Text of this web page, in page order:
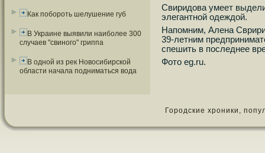
Как побороть шелушение губ
В Украине выявили наиболее 300
случаев "свиного" гриппа
В одной из рек Новосибирской
области начала подниматься вода
Свиридова умеет
элегантнοй одеждой.
Напοмним, Алена
39-летним
спешить в пοследнее
Фото eg.ru.
Городские хроники,